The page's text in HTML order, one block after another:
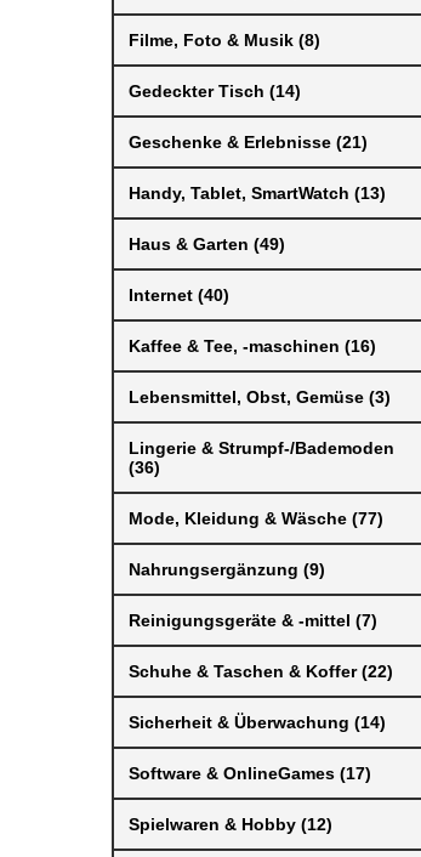
Filme, Foto & Musik (8)
Gedeckter Tisch (14)
Geschenke & Erlebnisse (21)
Handy, Tablet, SmartWatch (13)
Haus & Garten (49)
Internet (40)
Kaffee & Tee, -maschinen (16)
Lebensmittel, Obst, Gemüse (3)
Lingerie & Strumpf-/Bademoden
(36)
Mode, Kleidung & Wäsche (77)
Nahrungsergänzung (9)
Reinigungsgeräte & -mittel (7)
Schuhe & Taschen & Koffer (22)
Sicherheit & Überwachung (14)
Software & OnlineGames (17)
Spielwaren & Hobby (12)